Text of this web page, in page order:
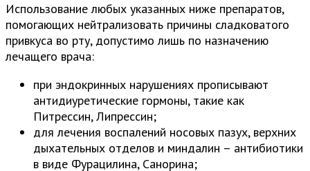
Использование любых указанных ниже препаратов,
помогающих нейтрализовать причины сладковатого
привкуса во рту, допустимо лишь по назначению
лечащего врача:
при эндокринных нарушениях прописывают
антидиуретические гормоны, такие как
Питрессин, Липрессин;
для лечения воспалений носовых пазух, верхних
дыхательных отделов и миндалин – антибиотики
в виде Фурацилина, Санорина;